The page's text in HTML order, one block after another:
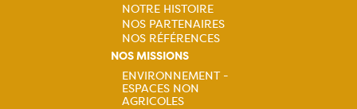
Navigation
principale
NOTRE HISTOIRE
NOS PARTENAIRES
NOS RÉFÉRENCES
NOS MISSIONS
ENVIRONNEMENT -
ESPACES NON
AGRICOLES